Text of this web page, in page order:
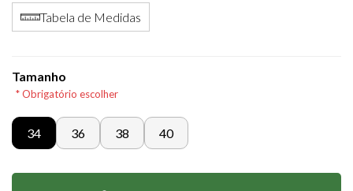
Tabela de Medidas
Tamanho
* Obrigatório escolher
34 36 38 40